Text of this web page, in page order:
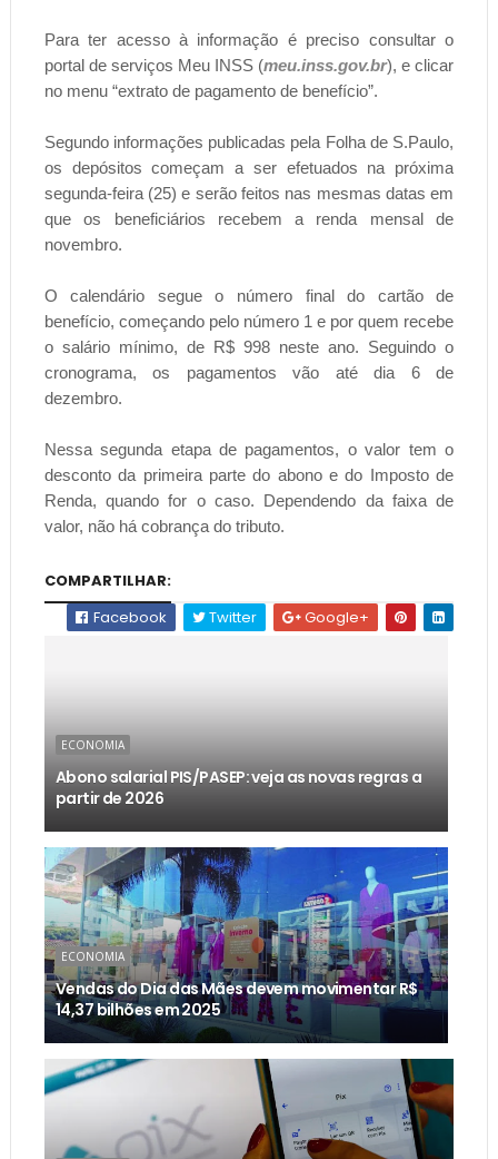
Para ter acesso à informação é preciso consultar o
portal de serviços Meu INSS (meu.inss.gov.br), e clicar
no menu “extrato de pagamento de benefício”.
Segundo informações publicadas pela Folha de S.Paulo,
os depósitos começam a ser efetuados na próxima
segunda-feira (25) e serão feitos nas mesmas datas em
que os beneficiários recebem a renda mensal de
novembro.
O calendário segue o número final do cartão de
benefício, começando pelo número 1 e por quem recebe
o salário mínimo, de R$ 998 neste ano. Seguindo o
cronograma, os pagamentos vão até dia 6 de
dezembro.
Nessa segunda etapa de pagamentos, o valor tem o
desconto da primeira parte do abono e do Imposto de
Renda, quando for o caso. Dependendo da faixa de
valor, não há cobrança do tributo.
COMPARTILHAR:
Facebook
Twitter Google+
ECONOMIA
Abono salarial PIS/PASEP: veja as novas regras a
partir de 2026
ECONOMIA
Vendas do Dia das Mães devem movimentar R$
14,37 bilhões em 2025